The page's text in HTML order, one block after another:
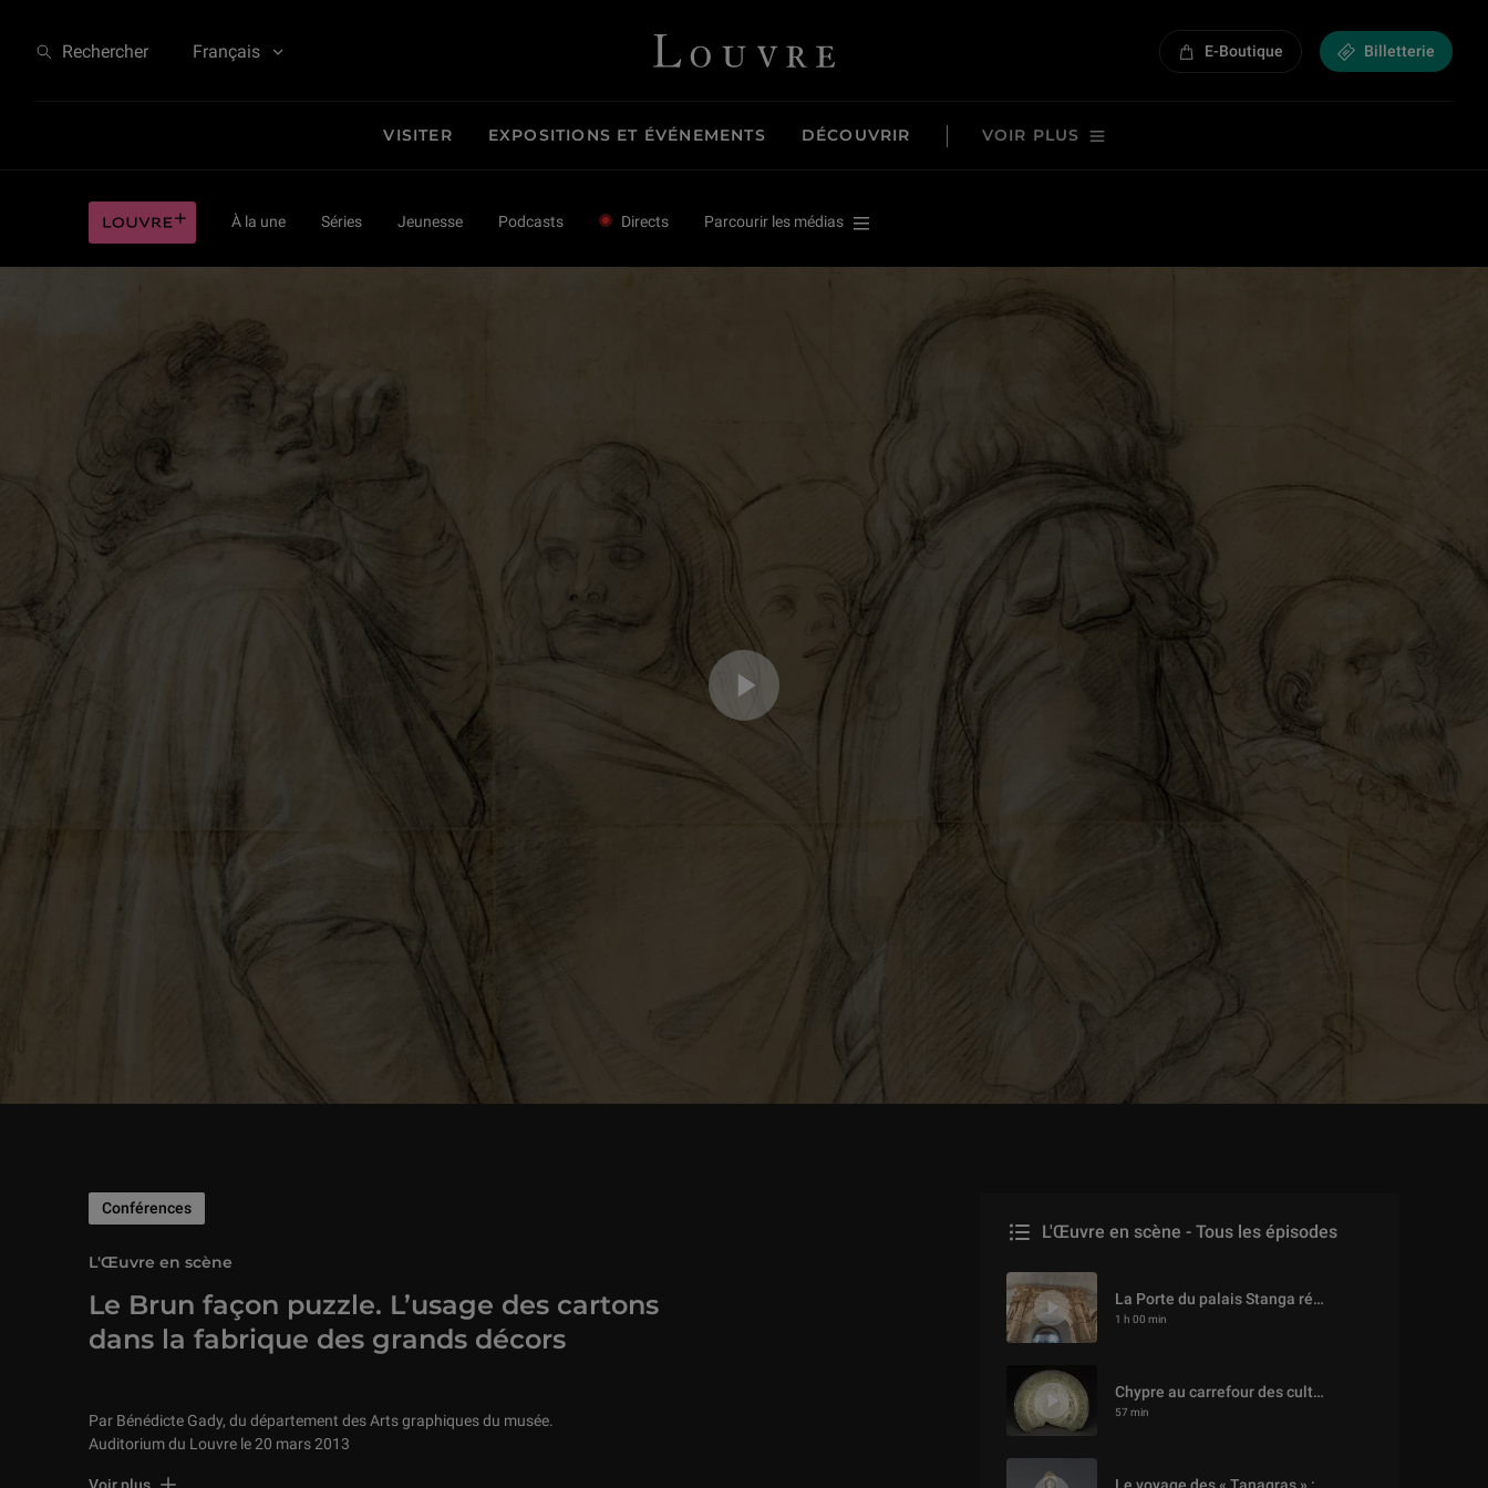
Rechercher Français Louvre - Retour à l'accueil E-Boutique Billetterie
VISITER EXPOSITIONS ET ÉVÉNEMENTS DÉCOUVRIR VOIR PLUS
À la une Séries Jeunesse Podcasts Directs Parcourir les médias
Jouer la vidéo Le Brun façon puzzle. L’usage des cartons dans la fabrique des grands décors
Le Brun façon puzzle. L’usage des cartons
dans la fabrique des grands décors
Conférences
L'Œuvre en scène
Par Bénédicte Gady, du département des Arts graphiques du musée.
Auditorium du Louvre le 20 mars 2013
En 1690 fut saisi, au profit de la Couronne, tout le fonds d’atelier du premier peintre du roi
L'Œuvre en scène - Tous les épisodes
L'Œuvre en scène - Tous les épisodes
La Porte du palais Stanga révélée
1 h 00 min
Chypre au carrefour des cultures méditerranéennes. Les coupes d’Idalion
57 min
Le voyage des « Tanagras » : sur les pas des « Dames en bleu »